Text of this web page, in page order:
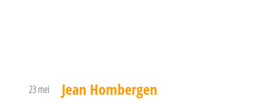
23 mei Jean Hombergen